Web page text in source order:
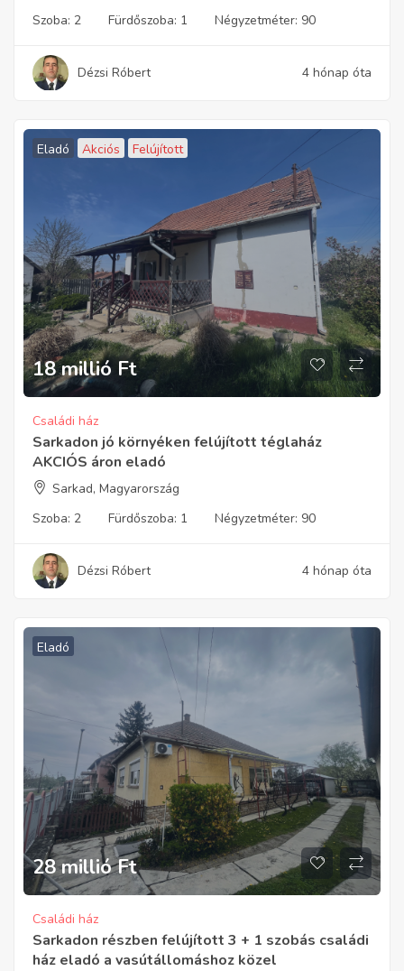
Szoba: 2 Fürdőszoba: 1 Négyzetméter: 90
Dézsi Róbert 4 hónap óta
Eladó Akciós Felújított
18 millió Ft
Családi ház
Sarkadon jó környéken felújított téglaház
AKCIÓS áron eladó
Sarkad, Magyarország
Szoba: 2 Fürdőszoba: 1 Négyzetméter: 90
Dézsi Róbert 4 hónap óta
Eladó
28 millió Ft
Családi ház
Sarkadon részben felújított 3 + 1 szobás családi
ház eladó a vasútállomáshoz közel